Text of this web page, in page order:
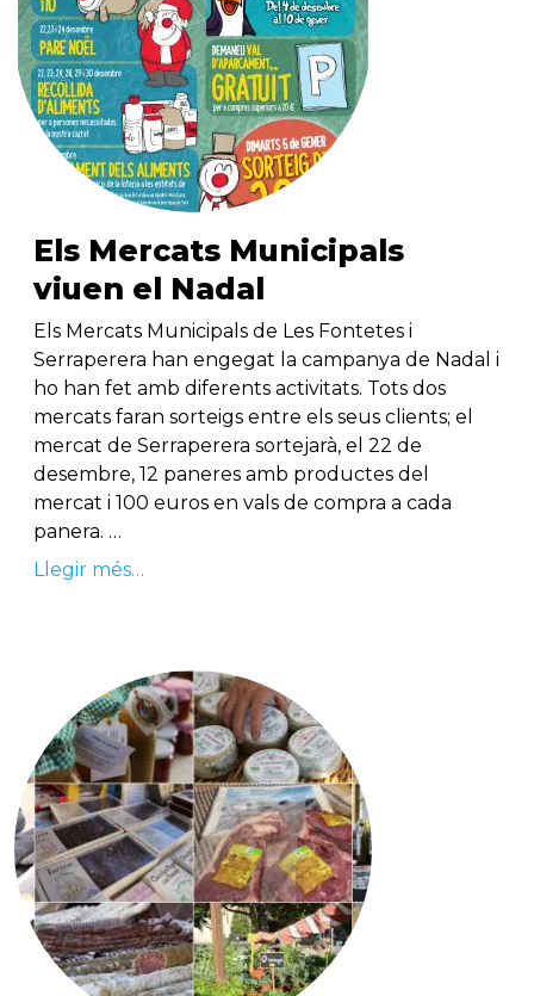
Els Mercats Municipals
viuen el Nadal
Els Mercats Municipals de Les Fontetes i
Serraperera han engegat la campanya de Nadal i
ho han fet amb diferents activitats. Tots dos
mercats faran sorteigs entre els seus clients; el
mercat de Serraperera sortejarà, el 22 de
desembre, 12 paneres amb productes del
mercat i 100 euros en vals de compra a cada
panera. …
Llegir més…